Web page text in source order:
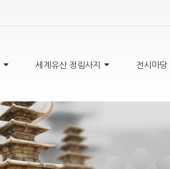
세계유산 정림사지 전시마당